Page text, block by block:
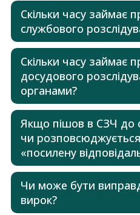
Скільки часу займає
службового
Скільки часу займає
досудового
органами?
Якщо пішов в СЗЧ до
чи
«посилену
Чи може бути
вирок?